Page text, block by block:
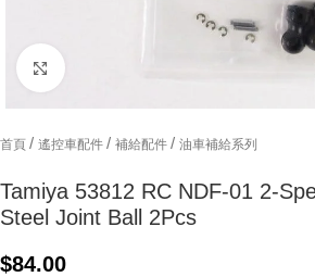
首頁 / 遙控車配件 / 補給配件 / 油車補給系列
Tamiya 53812 RC NDF-01 2-
Steel Joint Ball 2Pcs
$84.00